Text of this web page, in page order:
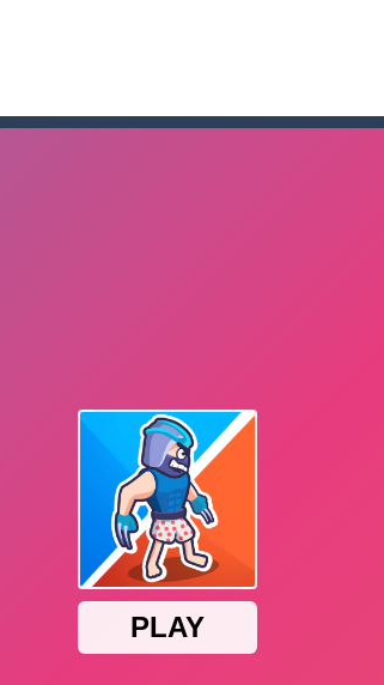
– Khám phá lăng mộ huyền bí và những Titan
Merge & Fight – Hợp nhất vũ khí, binh